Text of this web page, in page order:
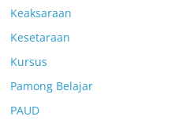
Keaksaraan
Kesetaraan
Kursus
Pamong Belajar
PAUD